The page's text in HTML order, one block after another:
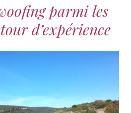
parmi les
d’expérience